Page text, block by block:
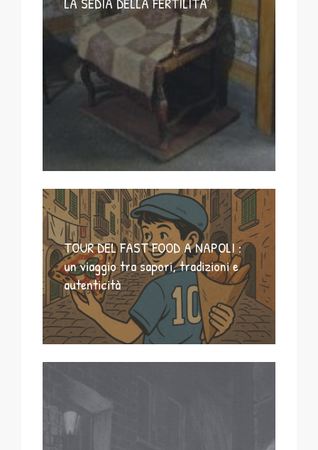
TOUR DEL FAST FOOD A NAPOLI :
un viaggio tra sapori, tradizioni e
autenticità